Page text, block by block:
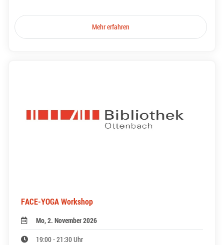
Mehr erfahren
FACE-YOGA Workshop
Mo, 2. November 2026
19:00 - 21:30 Uhr